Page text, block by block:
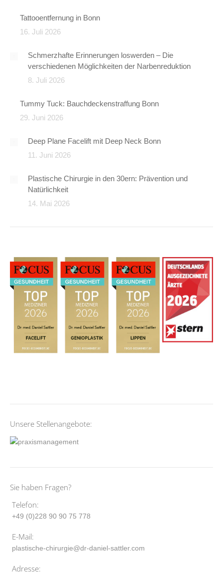
Tattooentfernung in Bonn
16. Juli 2026
Schmerzhafte Erinnerungen loswerden – Die
verschiedenen Möglichkeiten der Narbenreduktion
8. Juli 2026
Tummy Tuck: Bauchdeckenstraffung Bonn
29. Juni 2026
Deep Plane Facelift mit Deep Neck Bonn
11. Juni 2026
Plastische Chirurgie in den 30ern: Prävention und
Natürlichkeit
14. Mai 2026
Unsere Stellenangebote:
Sie haben Fragen?
Telefon:
+49 (0)228 90 90 75 778
E-Mail:
plastische-chirurgie@dr-daniel-sattler.com
Adresse: